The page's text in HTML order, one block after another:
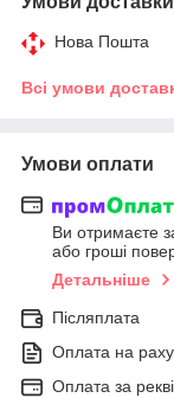
Нова Пошта
Всі умови
Умови оплати
Ви отримаєте
або гроші
Детальніше
Післяплата
Оплата на
Оплата за